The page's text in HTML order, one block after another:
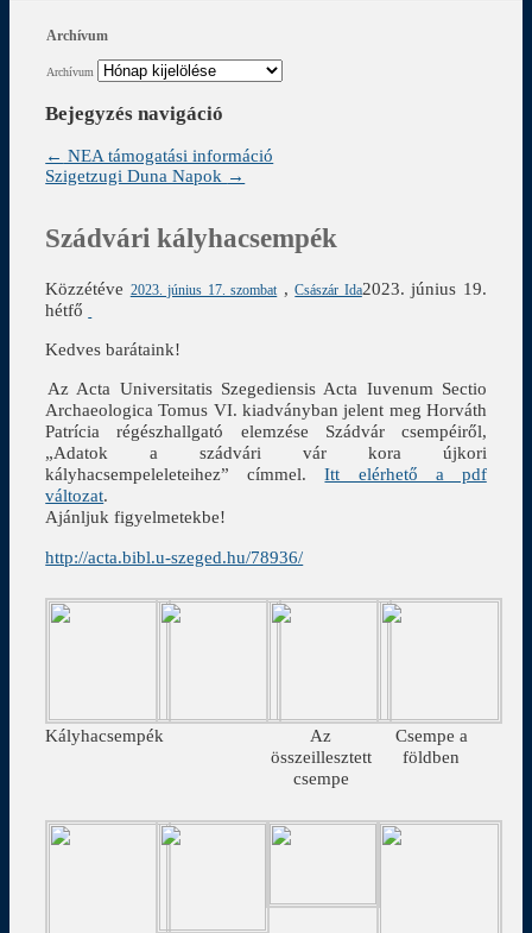
Archívum
Archívum
Bejegyzés navigáció
← NEA támogatási információ
Szigetzugi Duna Napok →
Szádvári kályhacsempék
Közzétéve 2023. június 17. szombat ,Császár Ida2023. június 19.
hétfő
Kedves barátaink!
Az Acta Universitatis Szegediensis Acta Iuvenum Sectio
Archaeologica Tomus VI. kiadványban jelent meg Horváth
Patrícia régészhallgató elemzése Szádvár csempéiről,
„Adatok a szádvári vár kora újkori
kályhacsempeleleteihez” címmel.Itt elérhető a pdf
változat.
Ajánljuk figyelmetekbe!
http://acta.bibl.u-szeged.hu/78936/
Kályhacsempék
Az
összeillesztett
csempe
Csempe a
földben